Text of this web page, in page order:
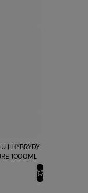
I HYBRYDY
1000ML